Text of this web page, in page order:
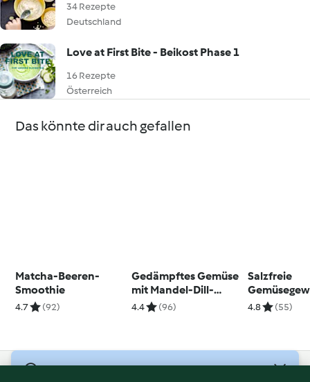
34 Rezepte
Deutschland
Love at First Bite - Beikost Phase 1
16 Rezepte
Österreich
Das könnte dir auch gefallen
Matcha-Beeren-
Smoothie
4.7 (92)
Gedämpftes Gemüse
mit Mandel-Dill-
Sauce
4.4 (96)
Salzfreie
4.8 (55)